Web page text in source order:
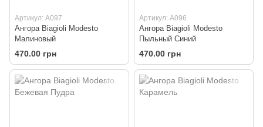
Артикул: A097
Ангора Biagioli Modesto
Малиновый
470.00 грн
Артикул: A096
Ангора Biagioli Modesto
Пыльный Синий
470.00 грн